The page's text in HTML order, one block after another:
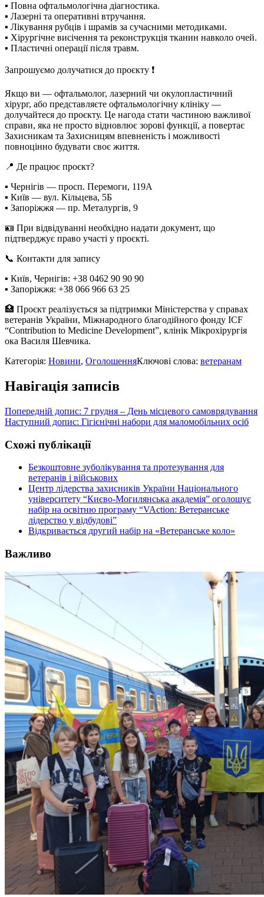
▪️ Повна офтальмологічна діагностика.
▪️ Лазерні та оперативні втручання.
▪️ Лікування рубців і шрамів за сучасними методиками.
▪️ Хірургічне висічення та реконструкція тканин навколо очей.
▪️ Пластичні операції після травм.
Запрошуємо долучатися до проєкту ❗️
Якщо ви — офтальмолог, лазерний чи окулопластичний
хірург, або представляєте офтальмологічну клініку —
долучайтеся до проєкту. Це нагода стати частиною важливої
справи, яка не просто відновлює зорові функції, а повертає
Захисникам та Захисницям впевненість і можливості
повноцінно будувати своє життя.
📍 Де працює проєкт?
▪️ Чернігів — просп. Перемоги, 119А
▪️ Київ — вул. Кільцева, 5Б
▪️ Запоріжжя — пр. Металургів, 9
🪪 При відвідуванні необхідно надати документ, що
підтверджує право участі у проєкті.
📞 Контакти для запису
▪️ Київ, Чернігів: +38 0462 90 90 90
▪️ Запоріжжя: +38 066 966 63 25
🏥 Проєкт реалізується за підтримки Міністерства у справах
ветеранів України, Міжнародного благодійного фонду ICF
“Contribution to Medicine Development”, клінік Мікрохірургія
ока Василя Шевчика.
Категорія: Новини, ОголошенняКлючові слова: ветеранам
Навігація записів
Попередній допис: 7 грудня – День місцевого самоврядування
Наступний допис: Гігієнічні набори для маломобільних осіб
Схожі публікації
Безкоштовне зуболікування та протезування для
ветеранів і військових
Центр лідерства захисників України Національного
університету “Києво-Могилянська академія” оголошує
набір на освітню програму “VAction: Ветеранське
лідерство у відбудові”
Відкривається другий набір на «Ветеранське коло»
Важливо